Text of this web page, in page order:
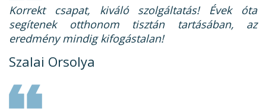
Korrekt csapat, kiváló szolgáltatás! Évek óta
segítenek otthonom tisztán tartásában, az
eredmény mindig kifogástalan!
Szalai Orsolya